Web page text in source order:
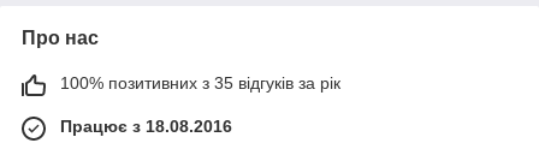
Про нас
100% позитивних з 35 відгуків за рік
Працює з 18.08.2016